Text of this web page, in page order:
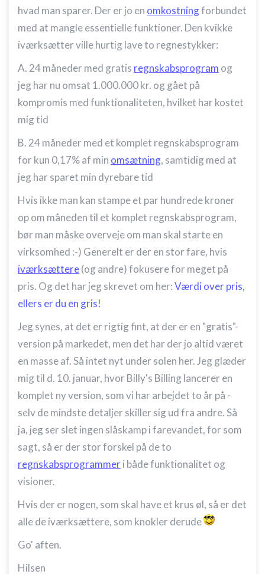
hvad man sparer. Der er jo en omkostningforbundet
med at mangle essentielle funktioner. Den kvikke
iværksætter ville hurtig lave to regnestykker:
A. 24 måneder med gratis regnskabsprogram og
jeg har nu omsat 1.000.000 kr. og gået på
kompromis med funktionaliteten, hvilket har kostet
mig tid
B. 24 måneder med et komplet regnskabsprogram
for kun 0,17% af min omsætning, samtidig med at
jeg har sparet min dyrebare tid
Hvis ikke man kan stampe et par hundrede kroner
op om måneden til et komplet regnskabsprogram,
bør man måske overveje om man skal starte en
virksomhed :-) Generelt er der en stor fare, hvis
iværksættere(og andre) fokusere for meget på
pris. Og det har jeg skrevet om her:Værdi over pris,
ellers er du en gris!
Jeg synes, at det er rigtig fint, at der er en "gratis"-
version på markedet, men det har der jo altid været
en masse af. Så intet nyt under solen her. Jeg glæder
mig til d. 10. januar, hvor Billy's Billing lancerer en
komplet ny version, som vi har arbejdet to år på -
selv de mindste detaljer skiller sig ud fra andre. Så
ja, jeg ser slet ingen slåskamp i farevandet, for som
sagt, så er der stor forskel på de to
regnskabsprogrammeri både funktionalitet og
visioner.
Hvis der er nogen, som skal have et krus øl, så er det
alle de iværksættere, som knokler derude
Go' aften.
Hilsen